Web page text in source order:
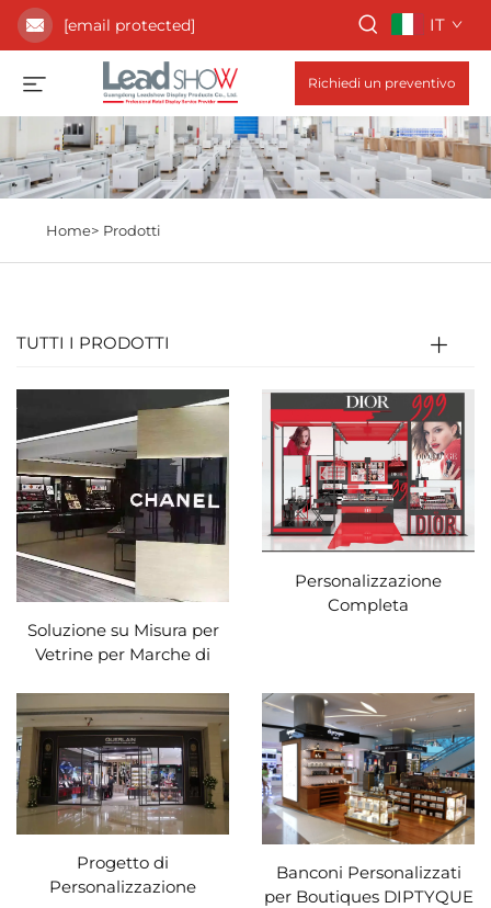
[email protected] IT
Richiedi un preventivo
Home> Prodotti
TUTTI I PRODOTTI
Soluzione su Misura per
Vetrine per Marche di
Personalizzazione
Completa
Progetto di
Personalizzazione
Banconi Personalizzati
per Boutiques DIPTYQUE